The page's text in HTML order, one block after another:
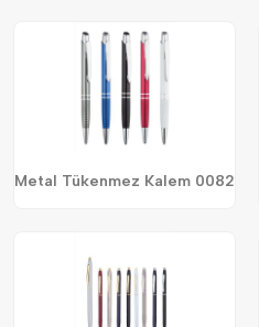
Metal Tükenmez Kalem 0082